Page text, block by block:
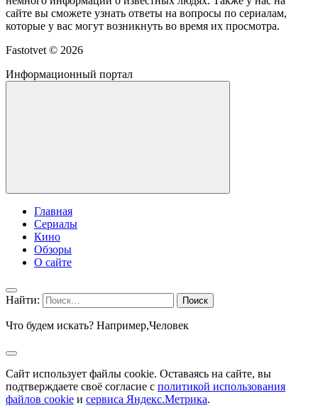
сайте вы сможете узнать ответы на вопросы по сериалам,
которые у вас могут возникнуть во время их просмотра.
Fastotvet © 2026
Информационный портал
Главная
Сериалы
Кино
Обзоры
О сайте
Найти:
Что будем искать? Например,Человек
Сайт использует файлы cookie. Оставаясь на сайте, вы
подтверждаете своё согласие с политикой использования
файлов cookie и сервиса Яндекс.Метрика.